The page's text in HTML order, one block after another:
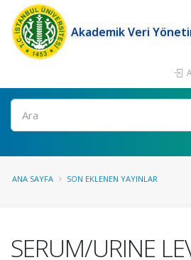
Akademik Veri
Ara
ANA SAYFA SON EKLENEN YAYINLAR
SERUM/URINE